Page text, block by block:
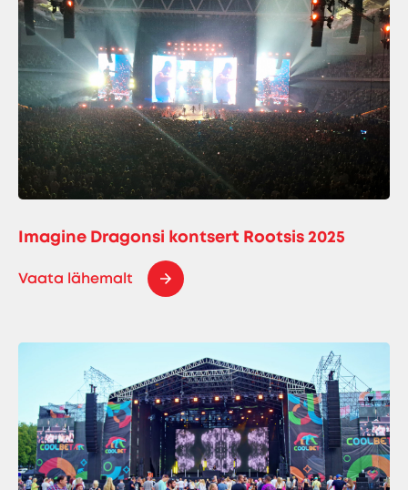
Imagine Dragonsi kontsert Rootsis 2025
Vaata lähemalt